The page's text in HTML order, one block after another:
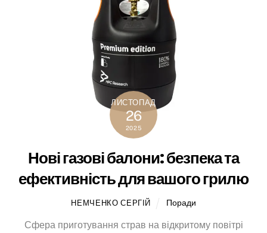
ЛИСТОПАД
26
2025
Нові газові балони: безпека та
ефективність для вашого грилю
НЕМЧЕНКО СЕРГІЙ Поради
Сфера приготування страв на відкритому повітрі